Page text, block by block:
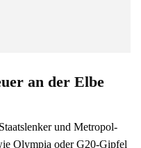
an der Elbe
und Metropol-
Olympia oder G20-Gipfel